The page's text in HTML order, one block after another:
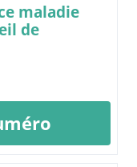
maladie
de